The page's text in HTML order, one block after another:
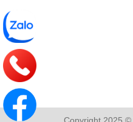
Copyright 2025 ©